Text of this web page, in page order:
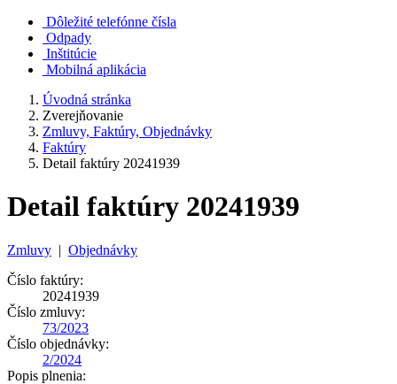
Dôležité telefónne čísla
Odpady
Inštitúcie
Mobilná aplikácia
Úvodná stránka
Zverejňovanie
Zmluvy, Faktúry, Objednávky
Faktúry
Detail faktúry 20241939
Detail faktúry 20241939
Zmluvy | Objednávky
Číslo faktúry:
20241939
Číslo zmluvy:
73/2023
Číslo objednávky:
2/2024
Popis plnenia: